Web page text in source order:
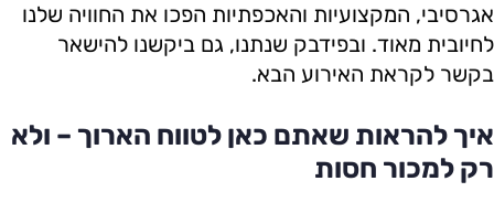
אגרסיבי, המקצועיות והאכפתיות הפכו את החוויה שלנו
לחיובית מאוד. ובפידבק שנתנו, גם ביקשנו להישאר
בקשר לקראת האירוע הבא.
איך להראות שאתם כאן לטווח הארוך – ולא
רק למכור חסות